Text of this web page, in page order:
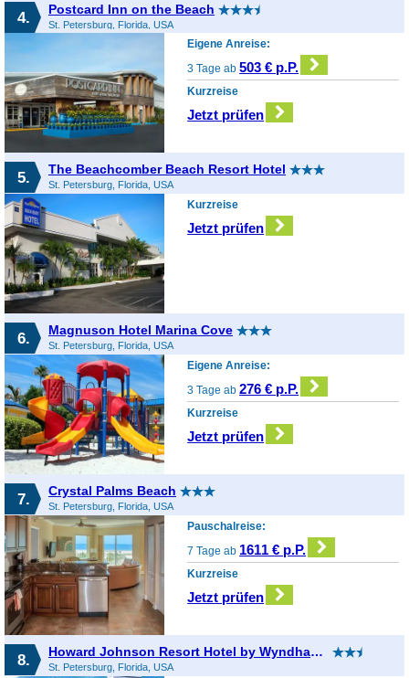
4. Postcard Inn on the Beach
St. Petersburg, Florida, USA
Eigene Anreise:
3 Tage ab503 € p.P.
Kurzreise
Jetzt prüfen
5. The Beachcomber Beach Resort Hotel
St. Petersburg, Florida, USA
Kurzreise
Jetzt prüfen
6. Magnuson Hotel Marina Cove
St. Petersburg, Florida, USA
Eigene Anreise:
3 Tage ab276 € p.P.
Kurzreise
Jetzt prüfen
7. Crystal Palms Beach
St. Petersburg, Florida, USA
Pauschalreise:
7 Tage ab 1611 € p.P.
Kurzreise
Jetzt prüfen
8. Howard Johnson Resort Hotel by Wyndham St. Pete Beach FL
St. Petersburg, Florida, USA